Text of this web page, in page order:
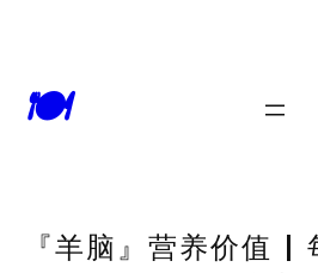
🍽
『羊脑』营养价值 |